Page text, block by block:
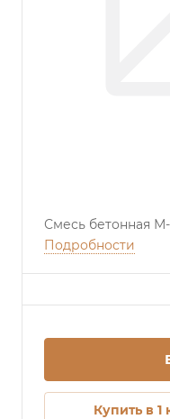
Смесь бетонная
Подробности
Купить в 1